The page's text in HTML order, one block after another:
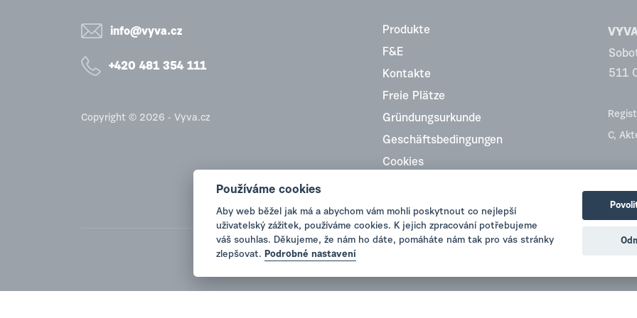
info@vyva.cz
+420 481 354 111
Copyright © 2026 - Vyva.cz
Produkte
F&E
Kontakte
Freie Plätze
Gründungsurkunde
Geschäftsbedingungen
Cookies
511
C,
Používáme cookies
Aby web běžel jak má a abychom vám mohli poskytnout co nejlepší
uživatelský zážitek, používáme cookies. K jejich zpracování potřebujeme
váš souhlas. Děkujeme, že nám ho dáte, pomáháte nám tak pro vás stránky
zlepšovat. Podrobné nastavení